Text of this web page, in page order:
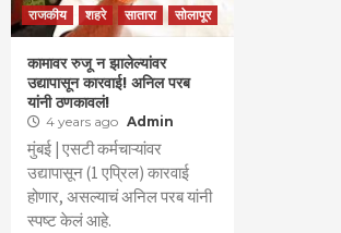
राजकीय
शहरे सातारा सोलापूर
कामावर रुजू न झालेल्यांवर
उद्यापासून कारवाई! अनिल परब
यांनी ठणकावलं!
4 years ago Admin
मुंबई | एसटी कर्मचाऱ्यांवर
उद्यापासून (1 एप्रिल) कारवाई
होणार, असल्याचं अनिल परब यांनी
स्पष्ट केलं आहे.